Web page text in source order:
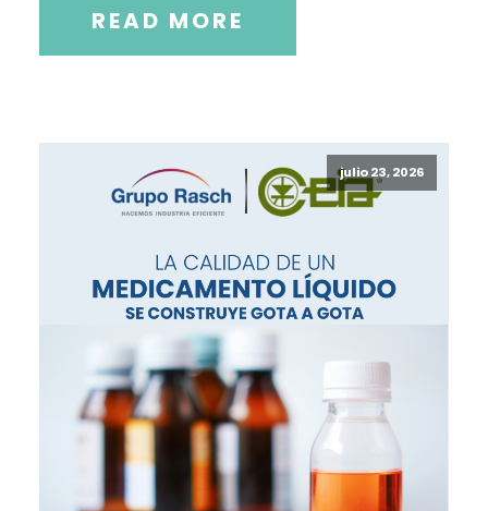
READ MORE
julio 23, 2026